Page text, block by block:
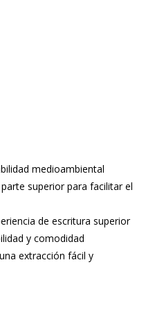
medioambiental
superior para facilitar el
de escritura superior
y comodidad
extracción fácil y